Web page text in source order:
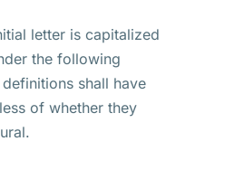
letter is capitalized
the following
shall have
of whether they